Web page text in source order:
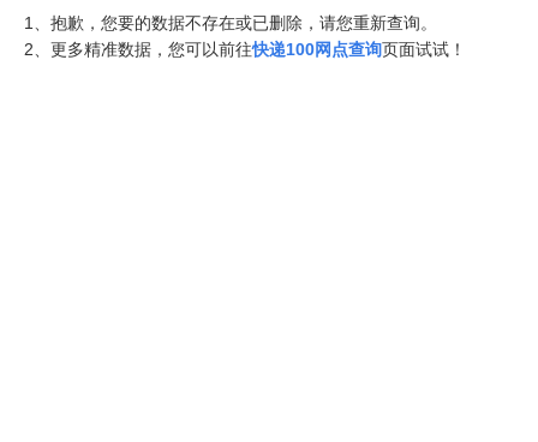
1、抱歉，您要的数据不存在或已删除，请您重新查询。
2、更多精准数据，您可以前往快递100网点查询页面试试！